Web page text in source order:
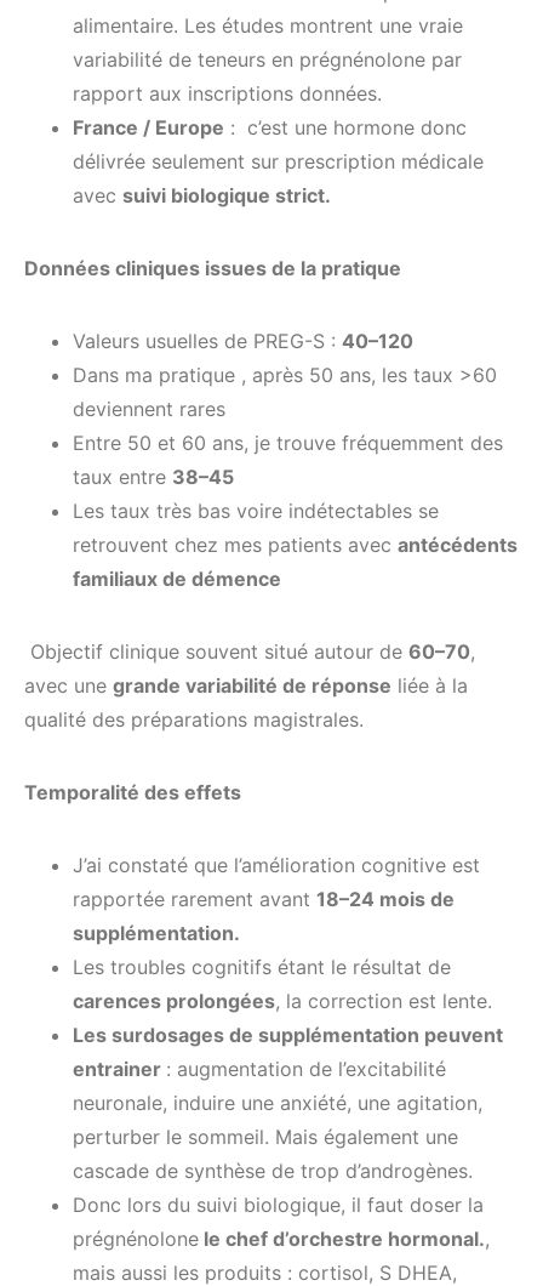
alimentaire. Les études montrent une vraie
variabilité de teneurs en prégnénolone par
rapport aux inscriptions données.
France / Europe : c’est une hormone donc
délivrée seulement sur prescription médicale
avec suivi biologique strict.
Données cliniques issues de la pratique
Valeurs usuelles de PREG-S : 40–120
Dans ma pratique , après 50 ans, les taux >60
deviennent rares
Entre 50 et 60 ans, je trouve fréquemment des
taux entre 38–45
Les taux très bas voire indétectables se
retrouvent chez mes patients avec antécédents
familiaux de démence
Objectif clinique souvent situé autour de 60–70,
avec une grande variabilité de réponse liée à la
qualité des préparations magistrales.
Temporalité des effets
J’ai constaté que l’amélioration cognitive est
rapportée rarement avant 18–24 mois de
supplémentation.
Les troubles cognitifs étant le résultat de
carences prolongées, la correction est lente.
Les surdosages de supplémentation peuvent
entrainer : augmentation de l’excitabilité
neuronale, induire une anxiété, une agitation,
perturber le sommeil. Mais également une
cascade de synthèse de trop d’androgènes.
Donc lors du suivi biologique, il faut doser la
prégnénolone le chef d’orchestre hormonal.,
mais aussi les produits : cortisol, S DHEA,